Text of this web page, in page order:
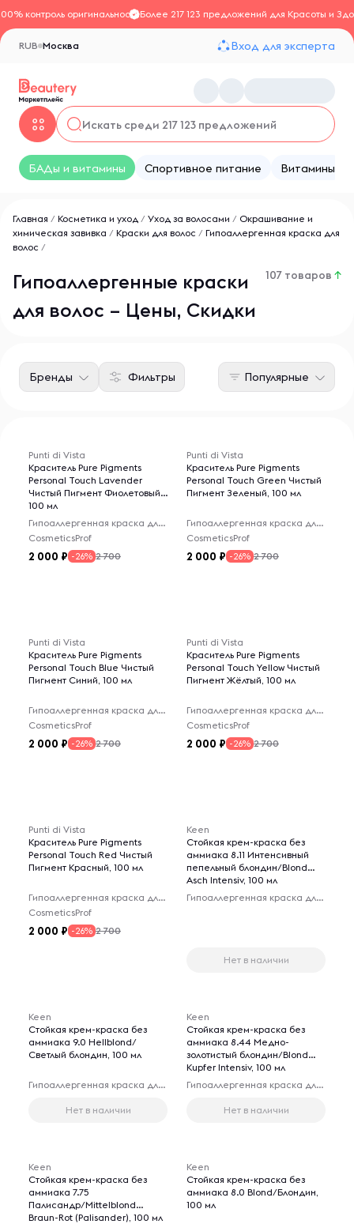
контроль оригинальностиБолее 217 123 предложений для Красоты и
Москва
RUB Вход для эксперта
БАДы и витамины Спортивное питание Витамины
Главная / Косметика и уход / Уход за волосами / Окрашивание и
химическая завивка / Краски для волос / Гипоаллергенная краска для
волос /
Гипоаллергенные краски
для волос – Цены, Скидки
107 товаров ↑
Фильтры
Бренды Популярные
Punti di Vista
Краситель Pure Pigments
Personal Touch Lavender
Чистый Пигмент Фиолетовый,
100 мл
Гипоаллергенная краска для волос
CosmeticsProf
2 000 -26% 2 700
Punti di Vista
Краситель Pure Pigments
Personal Touch Green Чистый
Пигмент Зеленый, 100 мл
Гипоаллергенная краска для волос
CosmeticsProf
2 000 -26% 2 700
Punti di Vista
Краситель Pure Pigments
Personal Touch Blue Чистый
Пигмент Синий, 100 мл
Гипоаллергенная краска для волос
CosmeticsProf
2 000 -26% 2 700
Punti di Vista
Краситель Pure Pigments
Personal Touch Yellow Чистый
Пигмент Жёлтый, 100 мл
Гипоаллергенная краска для волос
CosmeticsProf
2 000 -26% 2 700
Punti di Vista
Краситель Pure Pigments
Personal Touch Red Чистый
Пигмент Красный, 100 мл
Гипоаллергенная краска для волос
CosmeticsProf
2 000 -26% 2 700
Keen
Стойкая крем-краска без
аммиака 8.11 Интенсивный
пепельный блондин/Blond
Asch Intensiv, 100 мл
Гипоаллергенная краска для волос
Нет в наличии
Keen
Стойкая крем-краска без
аммиака 9.0 Hellblond/
Светлый блондин, 100 мл
Гипоаллергенная краска для волос
Нет в наличии
Keen
Стойкая крем-краска без
аммиака 8.44 Медно-
золотистый блондин/Blond
Kupfer Intensiv, 100 мл
Гипоаллергенная краска для волос
Нет в наличии
Keen
Стойкая крем-краска без
аммиака 7.75
Палисандр/Mittelblond
Braun-Rot (Palisander), 100 мл
Keen
Стойкая крем-краска без
аммиака 8.0 Blond/Блондин,
100 мл